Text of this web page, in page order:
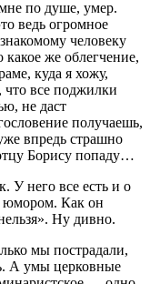
по душе, умер.
ведь огромное
человеку
какое же облегчение,
куда я хожу,
что все поджилки
не даст
получаешь,
впредь страшно
Борису попаду…
У него все есть и о
юмором. Как он
Ну дивно.
мы пострадали,
А умы церковные